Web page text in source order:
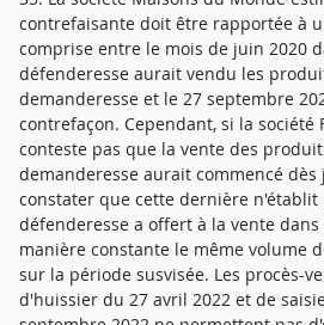
contrefaisante doit être rapportée à
comprise entre le mois de juin 2020
défenderesse aurait vendu les
demanderesse et le 27 septembre
contrefaçon. Cependant, si la société
conteste pas que la vente des
demanderesse aurait commencé dès
constater que cette dernière
défenderesse a offert à la vente
manière constante le même volume
sur la période susvisée. Les procès-
d'huissier du 27 avril 2022 et de